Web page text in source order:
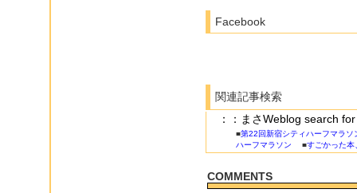
Facebook
関連記事検索
：：まさWeblog search
■第22回新宿シティハーフマラソ
ハーフマラソン ■すごかった本
COMMENTS